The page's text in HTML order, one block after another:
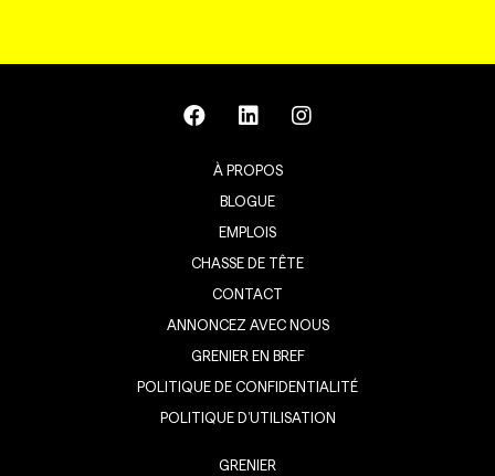
À PROPOS
BLOGUE
EMPLOIS
CHASSE DE TÊTE
CONTACT
ANNONCEZ AVEC NOUS
GRENIER EN BREF
POLITIQUE DE CONFIDENTIALITÉ
POLITIQUE D’UTILISATION
GRENIER